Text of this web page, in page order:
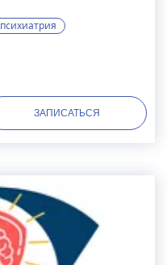
психиатрия
ЗАПИСАТЬСЯ